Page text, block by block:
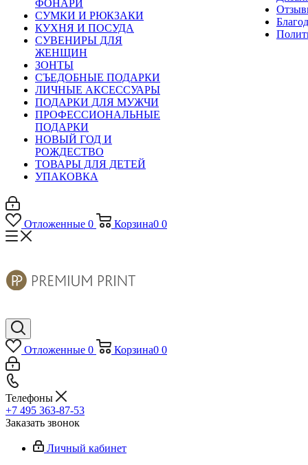
ФОНАРИ
СУМКИ И РЮКЗАКИ
КУХНЯ И ПОСУДА
СУВЕНИРЫ ДЛЯ
ЖЕНЩИН
ЗОНТЫ
СЪЕДОБНЫЕ ПОДАРКИ
ЛИЧНЫЕ АКСЕССУАРЫ
ПОДАРКИ ДЛЯ МУЖЧИ
ПРОФЕССИОНАЛЬНЫЕ
ПОДАРКИ
НОВЫЙ ГОД И
РОЖДЕСТВО
ТОВАРЫ ДЛЯ ДЕТЕЙ
УПАКОВКА
Отложенные 0 Корзина0 0
Отложенные 0 Корзина0 0
Телефоны
+7 495 363-87-53
Заказать звонок
Личный кабинет